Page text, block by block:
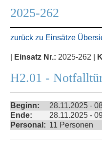
2025-262
zurück zu Einsätze
Einsatz Nr.: 2025-262 |
H2.01 -
Beginn:
28.11.2025 -
Ende:
28.11.2025 -
Personal: 11 Personen